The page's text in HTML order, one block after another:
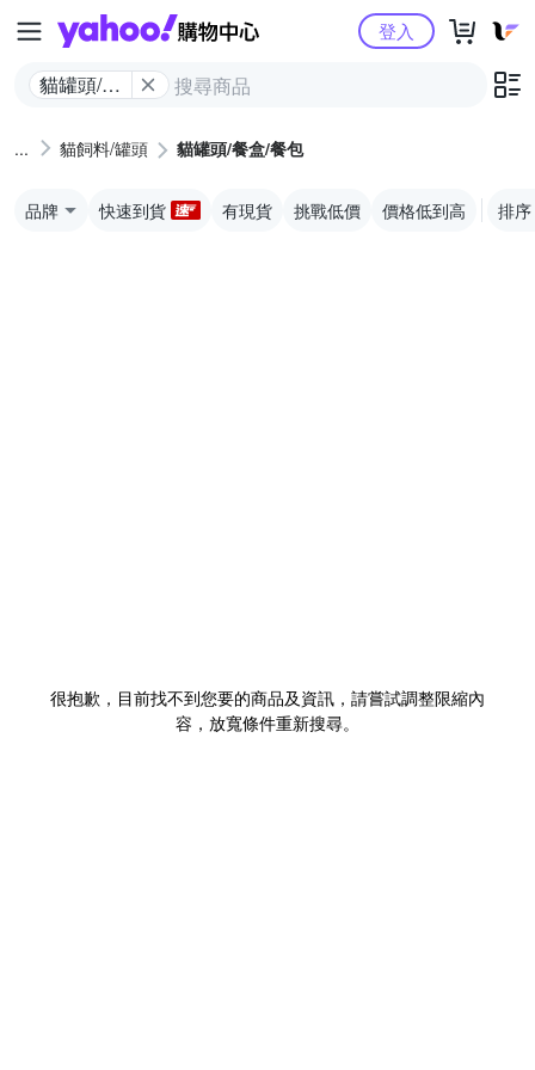
Yahoo購物中心
貓罐頭/餐
登入
貓飼料/罐頭 貓罐頭/餐盒/餐包
品牌 快速到貨 有現貨 挑戰低價 價格低到高 排序
很抱歉，目前找不到您要的商品及資訊，請嘗試調整限縮內
容，放寬條件重新搜尋。